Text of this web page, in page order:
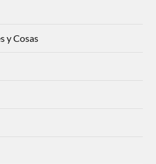
y Cosas